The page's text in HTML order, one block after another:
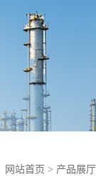
网站首页 > 产品展厅